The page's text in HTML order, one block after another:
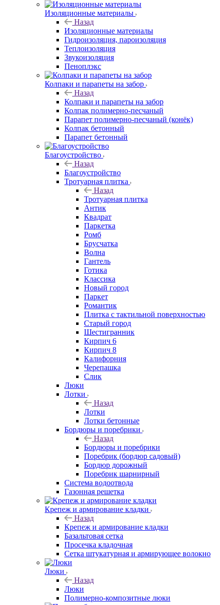
Изоляционные материалы
Назад
Изоляционные материалы
Гидроизоляция, пароизоляция
Теплоизоляция
Звукоизоляция
Пеноплэкс
Колпаки и парапеты на забор
Назад
Колпаки и парапеты на забор
Колпак полимерно-песчаный
Парапет полимерно-песчаный (конёк)
Колпак бетонный
Парапет бетонный
Благоустройство
Назад
Благоустройство
Тротуарная плитка
Назад
Тротуарная плитка
Антик
Квадрат
Паркетка
Ромб
Брусчатка
Волна
Гантель
Готика
Классика
Новый город
Паркет
Романтик
Плитка с тактильной поверхностью
Старый город
Шестигранник
Кирпич 6
Кирпич 8
Калифорния
Черепашка
Слик
Люки
Лотки
Назад
Лотки
Лотки бетонные
Бордюры и поребрики
Назад
Бордюры и поребрики
Поребрик (бордюр садовый)
Бордюр дорожный
Поребрик шарнирный
Система водоотвода
Газонная решетка
Крепеж и армирование кладки
Назад
Крепеж и армирование кладки
Базальтовая сетка
Просечка кладочная
Сетка штукатурная и армирующее волокно
Люки
Назад
Люки
Полимерно-композитные люки